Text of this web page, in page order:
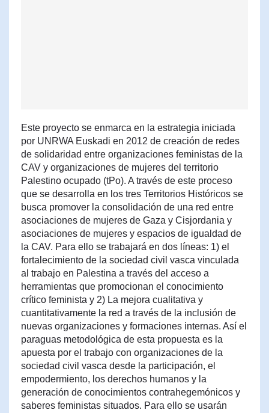
Este proyecto se enmarca en la estrategia iniciada
por UNRWA Euskadi en 2012 de creación de redes
de solidaridad entre organizaciones feministas de la
CAV y organizaciones de mujeres del territorio
Palestino ocupado (tPo). A través de este proceso
que se desarrolla en los tres Territorios Históricos se
busca promover la consolidación de una red entre
asociaciones de mujeres de Gaza y Cisjordania y
asociaciones de mujeres y espacios de igualdad de
la CAV. Para ello se trabajará en dos líneas: 1) el
fortalecimiento de la sociedad civil vasca vinculada
al trabajo en Palestina a través del acceso a
herramientas que promocionan el conocimiento
crítico feminista y 2) La mejora cualitativa y
cuantitativamente la red a través de la inclusión de
nuevas organizaciones y formaciones internas. Así el
paraguas metodológica de esta propuesta es la
apuesta por el trabajo con organizaciones de la
sociedad civil vasca desde la participación, el
empodermiento, los derechos humanos y la
generación de conocimientos contrahegemónicos y
saberes feministas situados. Para ello se usarán